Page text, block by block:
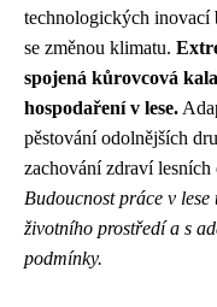
technologických inovací
se změnou klimatu.
spojená kůrovcová
hospodaření v lese.
pěstování odolnějších
zachování zdraví
Budoucnost práce v
životního prostředí a s
podmínky.